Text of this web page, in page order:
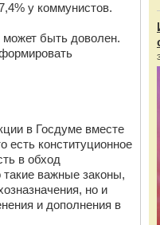
у коммунистов.
быть доволен.
в Госдуме вместе
есть конституционное
в обход
такие важные законы,
но и
и дополнения в